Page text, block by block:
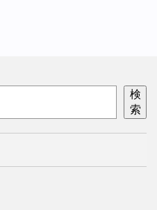
検
索